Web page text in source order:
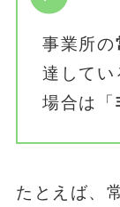
事業所の
達してい
場合は「
たとえば、